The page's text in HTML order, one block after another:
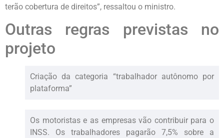
terão cobertura de direitos”, ressaltou o ministro.
Outras regras previstas no
projeto
Criação da categoria “trabalhador autônomo por
plataforma”
Os motoristas e as empresas vão contribuir para o
INSS. Os trabalhadores pagarão 7,5% sobre a